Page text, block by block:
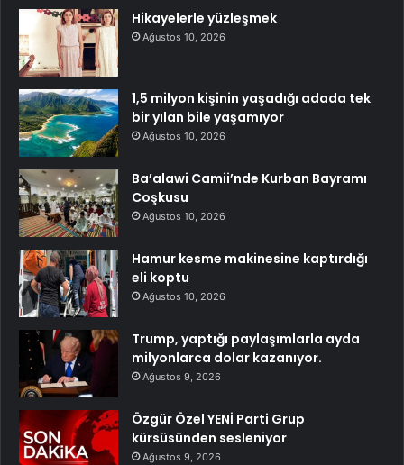
Hikayelerle yüzleşmek
Ağustos 10, 2026
1,5 milyon kişinin yaşadığı adada tek
bir yılan bile yaşamıyor
Ağustos 10, 2026
Ba’alawi Camii’nde Kurban Bayramı
Coşkusu
Ağustos 10, 2026
Hamur kesme makinesine kaptırdığı
eli koptu
Ağustos 10, 2026
Trump, yaptığı paylaşımlarla ayda
milyonlarca dolar kazanıyor.
Ağustos 9, 2026
Özgür Özel YENİ Parti Grup
kürsüsünden sesleniyor
Ağustos 9, 2026